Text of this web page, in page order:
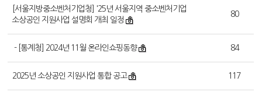
[서울지방중소벤처기업청] '25년 서울지역 중소벤처기업
소상공인 지원사업 설명회 개최 일정
80
- [통계청] 2024년 11월 온라인쇼핑동향 84
2025년 소상공인 지원사업 통합 공고 117